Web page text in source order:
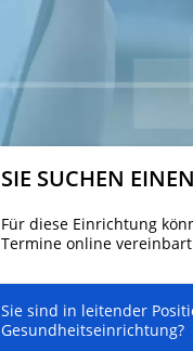
SIE SUCHEN
Für diese Einrichtung
Termine online
Sie sind in leitender
Gesundheitseinrichtung?